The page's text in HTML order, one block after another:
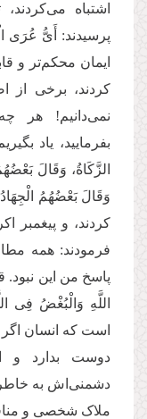
اشتباه
پرسیدند: أَیُّ عُرَى
ایمان محکم‌تر و
کردند، برخی از
نمی‌دانیم! هر
بفرمایید، یاد
الزَّكَاةُ، وَقَالَ
وَقَالَ بَعْضُهُمُ
کردند، و پیغمبر
فرمودند: همه
پاسخ من این
اللَّهِ وَالْبُغْضُ فِی
است که انسان
دوست بدارد و
دشمنی‌اش به خاطر
ملاک شخصی و